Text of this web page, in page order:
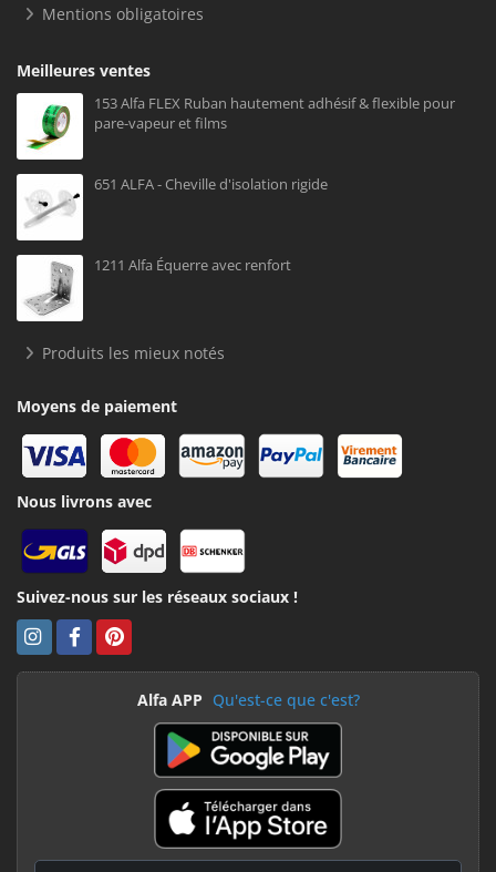
Mentions obligatoires
Meilleures ventes
153 Alfa FLEX Ruban hautement adhésif & flexible pour
pare-vapeur et films
651 ALFA - Cheville d'isolation rigide
1211 Alfa Équerre avec renfort
Produits les mieux notés
Moyens de paiement
Nous livrons avec
Suivez-nous sur les réseaux sociaux !
Alfa APP Qu'est-ce que c'est?